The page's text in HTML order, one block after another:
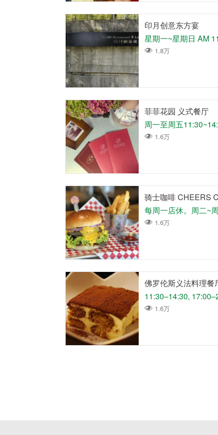
印月创意东方宴
星期一~星期日 AM
1.8万
菲菲花园 义式餐厅
1.6万
骑士咖啡 CHEERS
每周一店休。周二~
1.6万
佛罗伦斯义法料理餐
11:30–14:30,
1.6万